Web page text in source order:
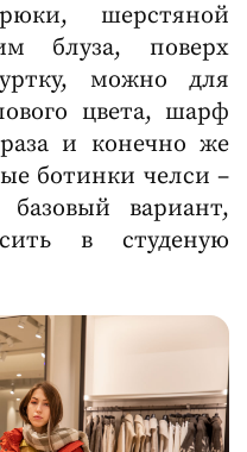
шерстяной
блуза, поверх
можно для
цвета, шарф
и конечно же
ботинки челси –
вариант,
в студеную